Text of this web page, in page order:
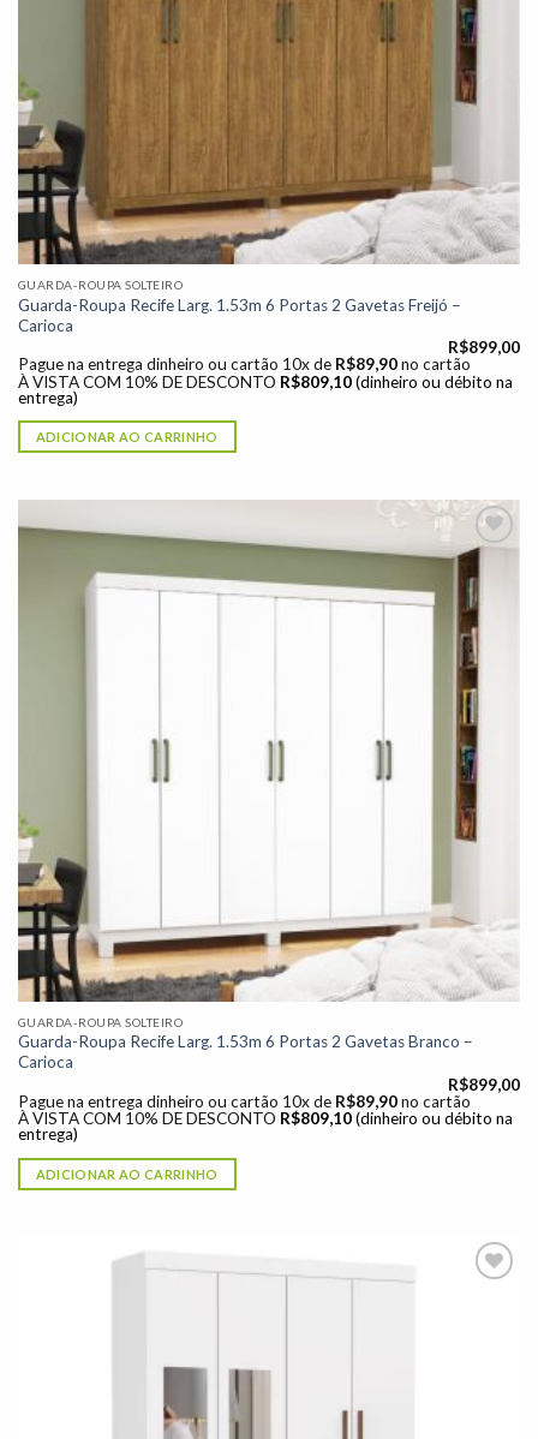
GUARDA-ROUPA SOLTEIRO
Guarda-Roupa Recife Larg. 1.53m 6 Portas 2 Gavetas Freijó –
Carioca
R$899,00
Pague na entrega dinheiro ou cartão 10x de R$89,90 no cartão
À VISTA COM 10% DE DESCONTO R$809,10 (dinheiro ou débito na
entrega)
ADICIONAR AO CARRINHO
Adicionar
à lista de
desejos"
GUARDA-ROUPA SOLTEIRO
Guarda-Roupa Recife Larg. 1.53m 6 Portas 2 Gavetas Branco –
Carioca
R$899,00
Pague na entrega dinheiro ou cartão 10x de R$89,90 no cartão
À VISTA COM 10% DE DESCONTO R$809,10 (dinheiro ou débito na
entrega)
ADICIONAR AO CARRINHO